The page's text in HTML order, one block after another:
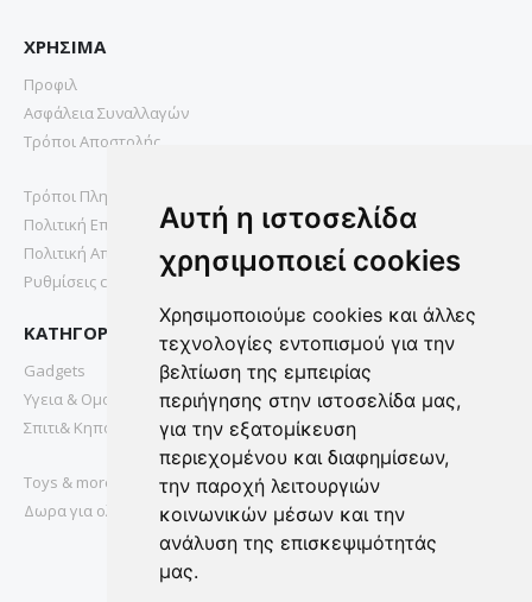
Αυτή η ιστοσελίδα
χρησιμοποιεί cookies
Χρησιμοποιούμε cookies και άλλες
τεχνολογίες εντοπισμού για την
βελτίωση της εμπειρίας
περιήγησης στην ιστοσελίδα μας,
για την εξατομίκευση
περιεχομένου και διαφημίσεων,
την παροχή λειτουργιών
κοινωνικών μέσων και την
ανάλυση της επισκεψιμότητάς
μας.
ΧΡΗΣΙΜΑ
Προφιλ
Ασφάλεια Συναλλαγών
Τρόποι Αποστολής
Τρόποι Πληρωμής
Πολιτική Επιστροφών
Πολιτική Απορρήτου
Ρυθμίσεις cookies
ΚΑΤΗΓΟΡΙΕΣ
Gadgets
Υγεια & Ομορφια
Σπιτι& Κηπος
Toys & more
Δωρα για ολους